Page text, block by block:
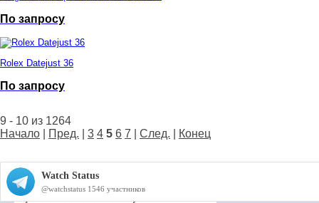
По запросу
Rolex Datejust 36
По запросу
9 - 10 из 1264
Начало
Пред. 3 4 5 6 7 След. Конец